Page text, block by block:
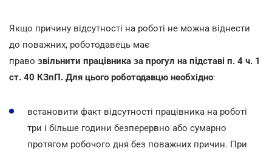
Якщо причину відсутності на роботі не можна віднести
до поважних, роботодавець має
право звільнити працівника за прогул на підставі п. 4 ч. 1
ст. 40 КЗпП. Для цього роботодавцю необхідно:
встановити факт відсутності працівника на роботі
три і більше години безперервно або сумарно
протягом робочого дня без поважних причин. При